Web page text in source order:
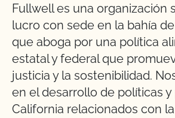
Fullwell es una organización
lucro con sede en la bahía
que aboga por una política
estatal y federal que
justicia y la sostenibilidad.
en el desarrollo de políticas
California relacionados con